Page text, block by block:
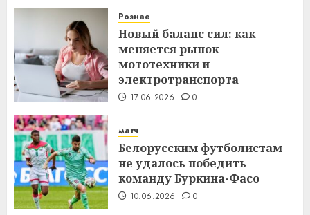
Рознае
Новый баланс сил: как
меняется рынок
мототехники и
электротранспорта
17.06.2026 0
матч
Белорусским футболистам
не удалось победить
команду Буркина-Фасо
10.06.2026 0